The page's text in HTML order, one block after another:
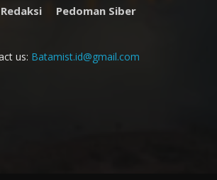
Redaksi Pedoman Siber
us: Batamist.id@gmail.com